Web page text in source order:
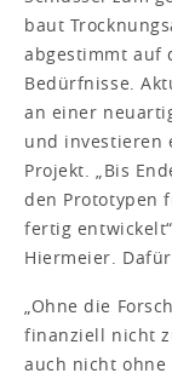
baut
abgestimmt auf
Bedürfnisse.
an einer
und investieren
Projekt. „Bis
den Prototypen
fertig
Hiermeier.
„Ohne die
finanziell nicht
auch nicht